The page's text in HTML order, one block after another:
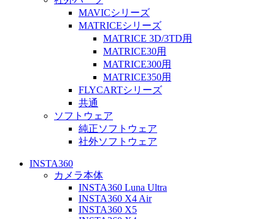
MAVICシリーズ
MATRICEシリーズ
MATRICE 3D/3TD用
MATRICE30用
MATRICE300用
MATRICE350用
FLYCARTシリーズ
共通
ソフトウェア
純正ソフトウェア
社外ソフトウェア
INSTA360
カメラ本体
INSTA360 Luna Ultra
INSTA360 X4 Air
INSTA360 X5